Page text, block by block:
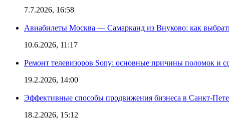
7.7.2026, 16:58
Авиабилеты Москва — Самарканд из Внуково: как
10.6.2026, 11:17
Ремонт телевизоров Sony: основные причины поломок и
19.2.2026, 14:00
Эффективные способы продвижения бизнеса в Санкт-
18.2.2026, 15:12